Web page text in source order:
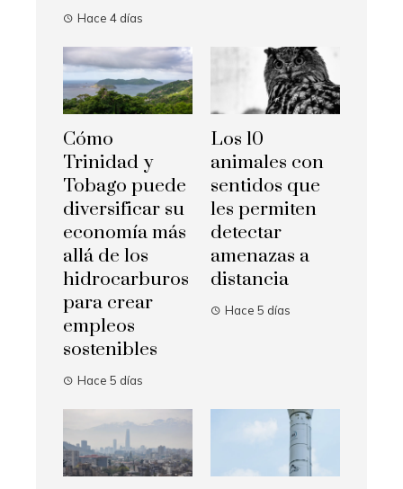
Hace 4 días
Cómo
Trinidad y
Tobago puede
diversificar su
economía más
allá de los
hidrocarburos
para crear
empleos
sostenibles
Hace 5 días
Los 10
animales con
sentidos que
les permiten
detectar
amenazas a
distancia
Hace 5 días